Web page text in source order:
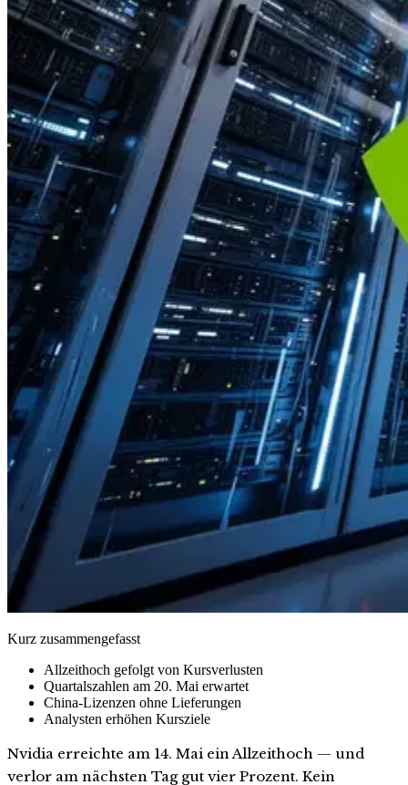
Kurz zusammengefasst
Allzeithoch gefolgt von Kursverlusten
Quartalszahlen am 20. Mai erwartet
China-Lizenzen ohne Lieferungen
Analysten erhöhen Kursziele
Nvidia erreichte am 14. Mai ein Allzeithoch — und
verlor am nächsten Tag gut vier Prozent. Kein